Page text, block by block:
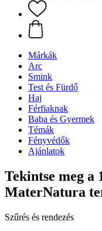
Márkák
Arc
Smink
Test és Fürdő
Haj
Férfiaknak
Baba és Gyermek
Témák
Fényvédők
Ajánlatok
Tekintse meg a
MaterNatura
Szűrés és rendezés